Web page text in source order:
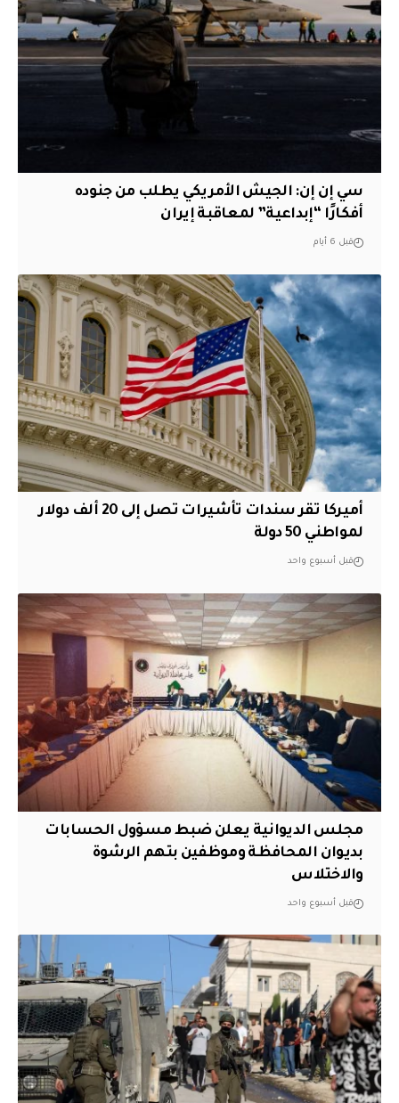
سي إن إن: الجيش الأمريكي يطلب من جنوده
أفكارًا “إبداعية” لمعاقبة إيران
قبل 6 أيام
أميركا تقر سندات تأشيرات تصل إلى 20 ألف دولار
لمواطني 50 دولة
قبل أسبوع واحد
مجلس الديوانية يعلن ضبط مسؤول الحسابات
بديوان المحافظة وموظفين بتهم الرشوة
والاختلاس
قبل أسبوع واحد